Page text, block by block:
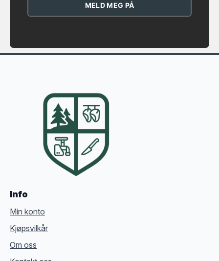
MELD MEG PÅ
Info
Min konto
Kjøpsvilkår
Om oss